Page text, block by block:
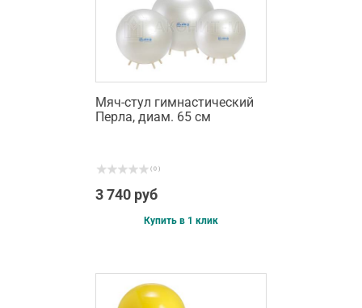
Мяч-стул гимнастический
Перла, диам. 65 см
( 0 )
3 740 руб
Купить в 1 клик